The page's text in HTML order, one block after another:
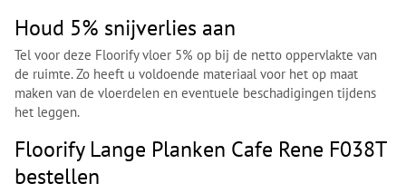
Houd 5% snijverlies aan
Tel voor deze Floorify vloer 5% op bij de netto oppervlakte van
de ruimte. Zo heeft u voldoende materiaal voor het op maat
maken van de vloerdelen en eventuele beschadigingen tijdens
het leggen.
Floorify Lange Planken Cafe Rene F038T
bestellen